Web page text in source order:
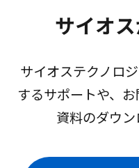
サイオ
サイオステクノロ
するサポートや、
資料のダウ